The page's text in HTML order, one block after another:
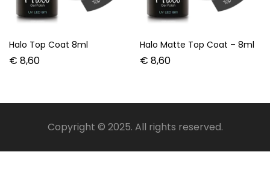
Halo Top Coat 8ml
€ 8,60
Halo Matte Top Coat – 8ml
€ 8,60
Copyright © 2025. All rights reserved.